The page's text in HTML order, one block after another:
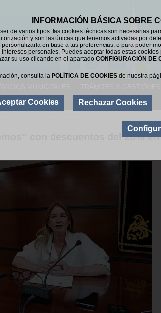
INFORMACIÓN BÁSICA SOBRE
de varios tipos: las cookies técnicas son necesarias
y son las únicas que tenemos activadas por
en base a tus preferencias, o para poder
personales. Puedes aceptar todas estas cookies
su uso clicando en el apartado CONFIGURACIÓN DE
consulta la POLÍTICA DE COOKIES de nuestra
Cookies Rechazar Cookies
con descuentos del 20%